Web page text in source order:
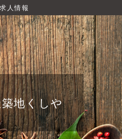
人情報
地くしや